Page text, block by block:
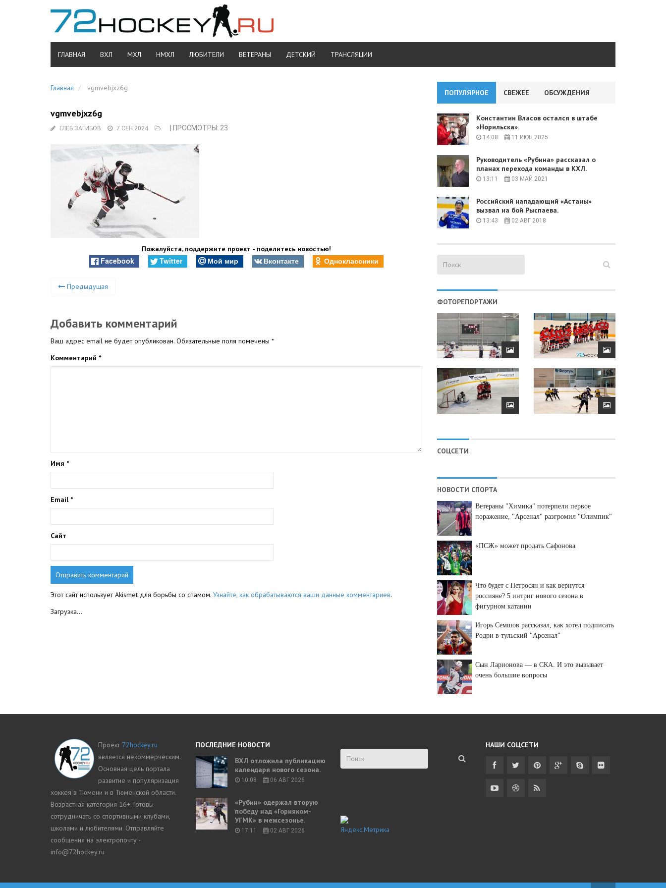
ГЛАВНАЯ ВХЛ МХЛ НМХЛ ЛЮБИТЕЛИ ВЕТЕРАНЫ ДЕТСКИЙ ТРАНСЛЯЦИИ
Главная vgmvebjxz6g
vgmvebjxz6g
ГЛЕБ ЗАГИБОВ 7 СЕН 2024 | ПРОСМОТРЫ: 23
Пожалуйста, поддержите проект - поделитесь новостью!
Facebook Twitter Мой мир Вконтакте Одноклассники
Предыдущая
Добавить комментарий
Ваш адрес email не будет опубликован. Обязательные поля помечены *
Комментарий *
Имя *
Email *
Сайт
Этот сайт использует Akismet для борьбы со спамом. Узнайте, как обрабатываются ваши данные комментариев.
Загрузка...
ПОПУЛЯРНОЕ СВЕЖЕЕ ОБСУЖДЕНИЯ
Константин Власов остался в штабе
«Норильска».
14:08 11 ИЮН 2025
Руководитель «Рубина» рассказал о
планах перехода команды в КХЛ.
13:11 03 МАЙ 2021
Российский нападающий «Астаны»
вызвал на бой Рыспаева.
13:43 02 АВГ 2018
ФОТОРЕПОРТАЖИ
СОЦСЕТИ
НОВОСТИ СПОРТА
Ветераны "Химика" потерпели первое
поражение, "Арсенал" разгромил "Олимпик"
«ПСЖ» может продать Сафонова
Что будет с Петросян и как вернутся
россияне? 5 интриг нового сезона в
фигурном катании
Игорь Семшов рассказал, как хотел подписать
Родри в тульский "Арсенал"
Сын Ларионова — в СКА. И это вызывает
очень большие вопросы
Проект 72hockey.ru
является некоммерческим.
Основная цель портала
развитие и популяризация
хоккея в Тюмени и в Тюменской области.
Возрастная категория 16+. Готовы
сотрудничать со спортивными клубами,
школами и любителями. Отправляйте
сообщения на электропочту -
info@72hockey.ru
ПОСЛЕДНИЕ НОВОСТИ
ВХЛ отложила публикацию
календаря нового сезона.
10:08 06 АВГ 2026
«Рубин» одержал вторую
победу над «Горняком-
УГМК» в межсезонье.
17:11 02 АВГ 2026
НАШИ СОЦСЕТИ